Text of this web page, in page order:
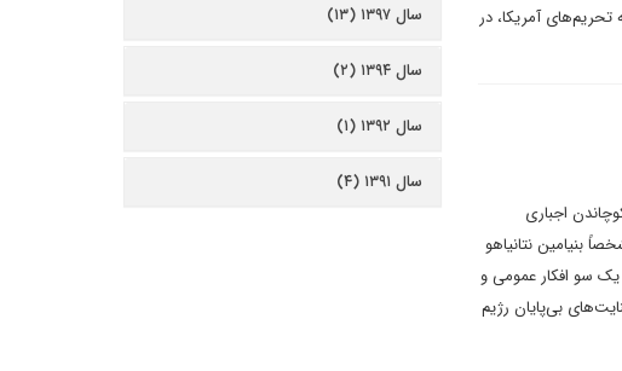
آمریکا، در
اجباری
بنیامین نتانیاهو
یک سو افکار عمومی و
بی‌پایان رژیم
سال ۱۳۹۷ (۱۳)
سال ۱۳۹۴ (۲)
سال ۱۳۹۲ (۱)
سال ۱۳۹۱ (۴)